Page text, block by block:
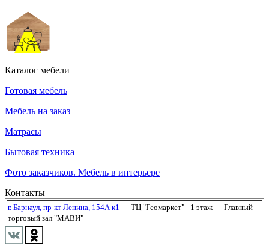
Каталог мебели
Готовая мебель
Мебель на заказ
Матрасы
Бытовая техника
Фото заказчиков. Мебель в интерьере
Контакты
г. Барнаул, пр-кт Ленина, 154А к1 — ТЦ "Геомаркет" - 1 этаж — Главный
торговый зал "МАВИ"